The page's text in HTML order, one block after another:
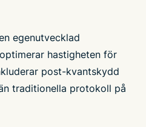
egenutvecklad
hastigheten för
post-kvantskydd
traditionella protokoll på